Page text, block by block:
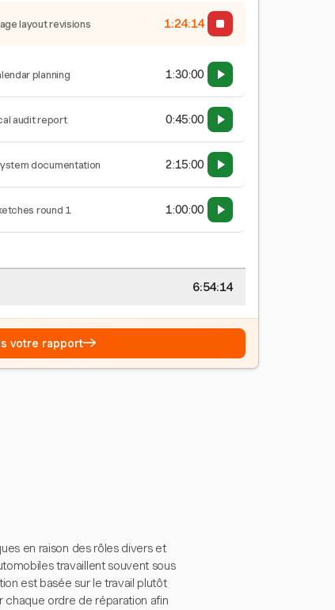
layout revisions 1:24:15
planning 1:30:00
audit report 0:45:00
documentation 2:15:00
round 1 1:00:00
6:54:15
votre rapport→
en raison des rôles divers et
travaillent souvent sous
est basée sur le travail plutôt
chaque ordre de réparation afin